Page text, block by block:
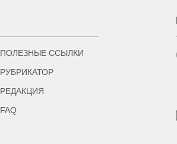
ПОЛЕЗНЫЕ ССЫЛКИ
РУБРИКАТОР
РЕДАКЦИЯ
FAQ